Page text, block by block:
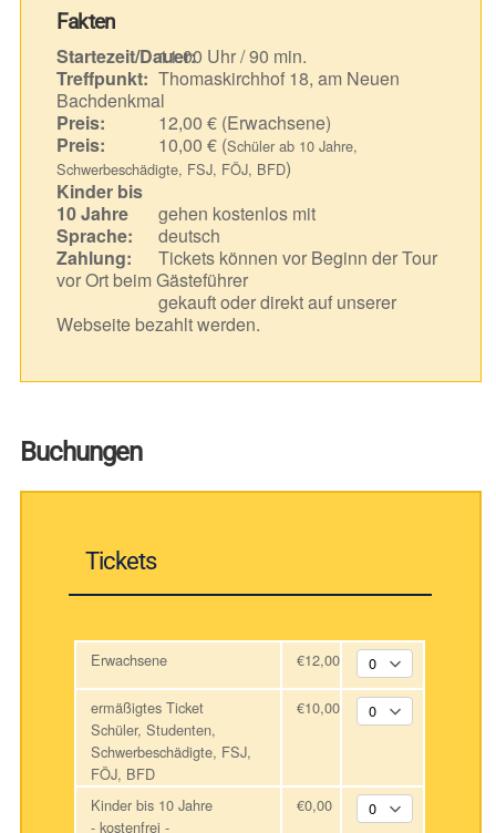
Fakten
Startezeit/Dauer:11.00 Uhr / 90 min.
Treffpunkt: Thomaskirchhof 18, am Neuen
Bachdenkmal
Preis:
12,00 € (Erwachsene)
Preis:
10,00 € (Schüler ab 10 Jahre,
Schwerbeschädigte, FSJ, FÖJ, BFD)
Kinder bis
10 Jahre
gehen kostenlos mit
Sprache:
deutsch
Zahlung:
Tickets können vor Beginn der Tour
vor Ort beim Gästeführer
gekauft oder direkt auf unserer
Webseite bezahlt werden.
Buchungen
Tickets
Erwachsene €12,00
ermäßigtes Ticket
Schüler, Studenten,
Schwerbeschädigte, FSJ,
FÖJ, BFD
€10,00
Kinder bis 10 Jahre
- kostenfrei -
€0,00